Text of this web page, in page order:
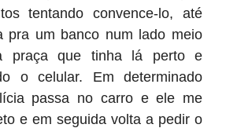
tentando convence-lo, até
pra um banco num lado meio
praça que tinha lá perto e
o celular. Em determinado
passa no carro e ele me
e em seguida volta a pedir o